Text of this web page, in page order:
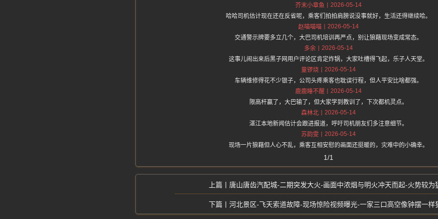
芥末小章鱼
2026-05-14
哈哈司机估计现在还在反省呢，乘客们拍拍肩膀说没事就好，生活还得继续哈。
赵喵喵喵
2026-05-14
交通警示牌要多立几个，大巴司机培训再严点，别让狼藉现场变成常态。
多余
2026-05-14
这事儿闹出来后黑子网用户评论区肯定炸锅，大家吐槽得飞起，乐子人天堂。
童锣烧
2026-05-14
车辆维修得花不少银子，公司头疼乘客也耽误行程，但人平安比啥都强。
鹿鹿睡不醒
2026-05-14
限高杆赢了，大巴输了，但大家学到教训了，下次都机灵点。
森林北
2026-05-14
湛江本地新闻估计会跟进报道，呼吁司机朋友们多注意细节。
苏韵雯
2026-05-14
现场一片狼藉但人心不乱，乘客互相安慰的画面还挺暖的，灾难中的小确幸。
1/1
唐山唐齿汽配城-二期突发大火-画面中浓烟与明火冲天而起-火势较为
河北景区-飞天索道故障-现场惊险视频曝光-一家三口高空像钟摆一样